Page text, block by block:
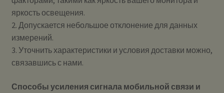
яркость освещения.
2. Допускается небольшое отклонение для данных
измерений.
3. Уточнить характеристики и условия доставки можно,
связавшись с нами.
Способы усиления сигнала мобильной связи и